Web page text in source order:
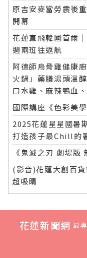
原吉安麥當勞震後
開幕
花蓮直飛韓國首爾
週兩班往返航
阿德師烏骨雞健康
火鍋」藥膳湯頭溫
口水雞、麻辣鴨血
國際講座《色彩美
2025花蓮星星國暑
打造孩子最Chill的
《鬼滅之刃 劇場版
(影音)花蓮大創百
超吸睛
花蓮新聞網 最